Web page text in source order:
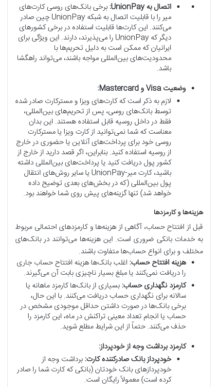
اتصال به UnionPay:
برخی بانک‌های روسی کارت‌های
میر را با قابلیت اتصال به شبکه UnionPay چین صادر
می‌کنند. این کارت‌ها قابلیت استفاده در برخی کشورهای
دیگر که UnionPay را می‌پذیرند، دارند. این ویژگی برای
ایرانیان که ممکن است به دلیل تحریم‌ها با
محدودیت‌های بین‌المللی مواجه باشند، می‌تواند راهگشا
باشد.
وضعیت Visa و Mastercard:
لازم به ذکر است که کارت‌های ویزا و مسترکارت صادر شده
توسط بانک‌های روسی، پس از تحریم‌های بین‌المللی،
فقط در داخل روسیه قابل استفاده هستند. این بدان
معناست که شما نمی‌توانید از کارت ویزا یا مسترکارت
روسی خود برای پرداخت‌های آنلاین یا حضوری در خارج
از روسیه استفاده کنید. بنابراین، اگر قصد دارید از خارج از
کشور پول دریافت کنید یا پرداخت‌های بین‌المللی داشته
باشید، کارت میر-UnionPay یا سایر روش‌های انتقال
پول بین‌المللی (که در بخش‌های بعدی توضیح داده
خواهد شد) تنها گزینه‌های پیش روی شما خواهند بود.
هزینه‌ها و کارمزدها
قبل از افتتاح حساب، آگاهی از هزینه‌ها و کارمزدهای احتمالی مربوط
به خدمات بانکی ضروری است. این هزینه‌ها می‌توانند در بانک‌های
مختلف و برای انواع حساب‌ها متفاوت باشند.
هزینه افتتاح حساب: اغلب بانک‌ها هزینه افتتاح حساب جاری
را دریافت نمی‌کنند یا مبلغ بسیار ناچیزی بابت آن می‌گیرند.
کارمزد نگهداری حساب: بسیاری از بانک‌ها کارمزد ماهانه یا
سالانه برای نگهداری حساب دریافت می‌کنند. با این حال،
برخی بانک‌ها در صورت داشتن حداقل موجودی مشخص در
حساب یا انجام تعداد معینی تراکنش در ماه، این کارمزد را
حذف می‌کنند. حتماً از این شرایط مطلع شوید.
کارمزد برداشت وجه از خودپرداز:
خودپرداز بانک صادرکننده کارت: برداشت وجه از
خودپردازهای بانک خودتان (بانکی که کارت شما را صادر
کرده است) معمولاً رایگان است.